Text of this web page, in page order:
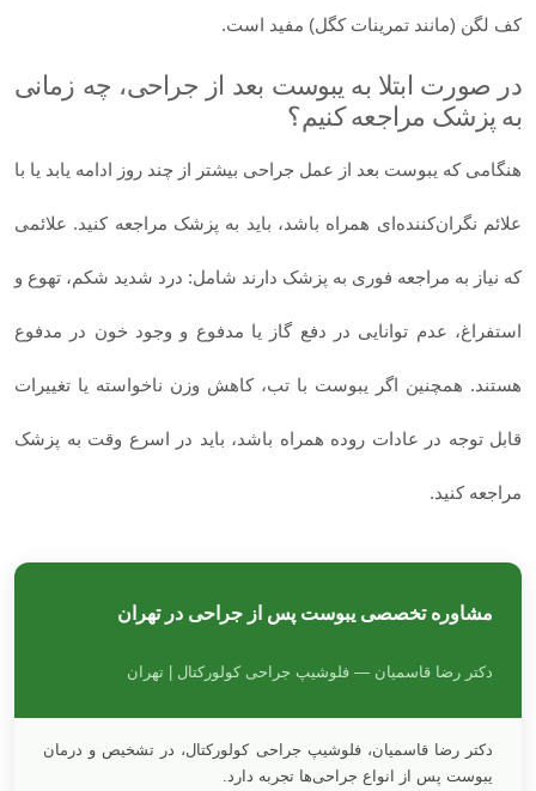
کف لگن (مانند تمرینات کگل) مفید است.
در صورت ابتلا به یبوست بعد از جراحی، چه زمانی
به پزشک مراجعه کنیم؟
هنگامی که یبوست بعد از عمل جراحی بیشتر از چند روز ادامه یابد یا با
علائم نگران‌کننده‌ای همراه باشد، باید به پزشک مراجعه کنید. علائمی
که نیاز به مراجعه فوری به پزشک دارند شامل: درد شدید شکم، تهوع و
استفراغ، عدم توانایی در دفع گاز یا مدفوع و وجود خون در مدفوع
هستند. همچنین اگر یبوست با تب، کاهش وزن ناخواسته یا تغییرات
قابل‌ توجه در عادات روده همراه باشد، باید در اسرع وقت به پزشک
مراجعه کنید.
مشاوره تخصصی یبوست پس از جراحی در تهران
دکتر رضا قاسمیان — فلوشیپ جراحی کولورکتال | تهران
دکتر رضا قاسمیان، فلوشیپ جراحی کولورکتال، در تشخیص و درمان
یبوست پس از انواع جراحی‌ها تجربه دارد.